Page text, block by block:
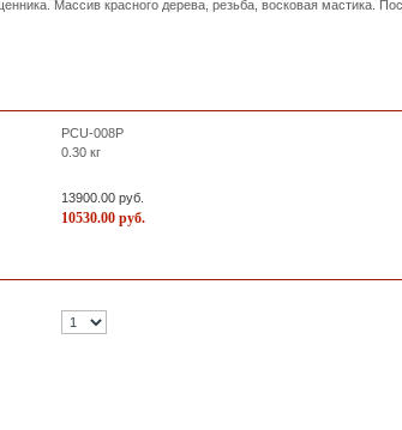
Массив красного дерева, резьба, восковая мастика.
PCU-008P
0.30 кг
13900.00 руб.
10530.00 руб.